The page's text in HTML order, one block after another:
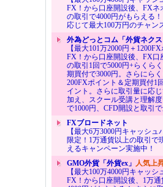
FX！から口座開設後、FXネ
の取引で4000円がもらえる
応じて最大100万円のチャン
外為どっとコム「外貨ネクス
【最大101万2000円＋
FX！から口座開設後、FX口
の取引1回で5000円+らくら
期買付で3000円。さらにら
200FXポイント＆定期買付1
イント。さらに取引量に応
加え、スクール受講と理解
で1000円、CFD開設と取引で
FXブロードネット
【最大6万3000円キャッシュ
限定！1万通貨以上の取引で
えるキャンペーン実施中！
GMO外貨「外貨ex」 人気上
【最大100万4000円キャッシ
FX！から口座開設後、1万